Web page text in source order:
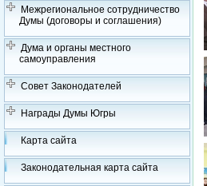
Межрегиональное сотрудничество
Думы (договоры и соглашения)
Дума и органы местного
самоуправления
Совет Законодателей
Награды Думы Югры
Карта сайта
Законодательная карта сайта